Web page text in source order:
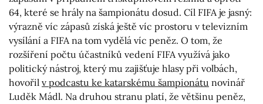
64, které se hrály na šampionátu dosud. Cíl FIFA je jasný:
výrazně víc zápasů získá ještě víc prostoru v televizním
vysílání a FIFA na tom vydělá víc peněz. O tom, že
rozšíření počtu účastníků vedení FIFA využívá jako
politický nástroj, který mu zajišťuje hlasy při volbách,
hovořil v podcastu ke katarskému šampionátu novinář
Luděk Mádl. Na druhou stranu platí, že většinu peněz,